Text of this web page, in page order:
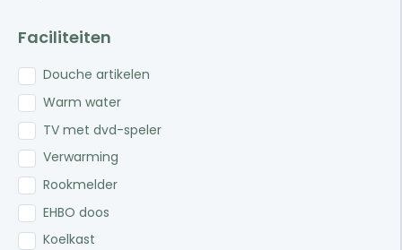
Faciliteiten
Douche artikelen
Warm water
TV met dvd-speler
Verwarming
Rookmelder
EHBO doos
Koelkast